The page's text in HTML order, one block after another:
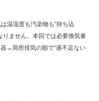
温湿度も汚染物も“持ち込
りません。本回では必要換気量
→局所排気の順で“過不足ない